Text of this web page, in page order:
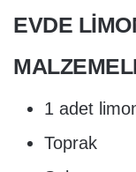
EVDE
1 adet
Toprak